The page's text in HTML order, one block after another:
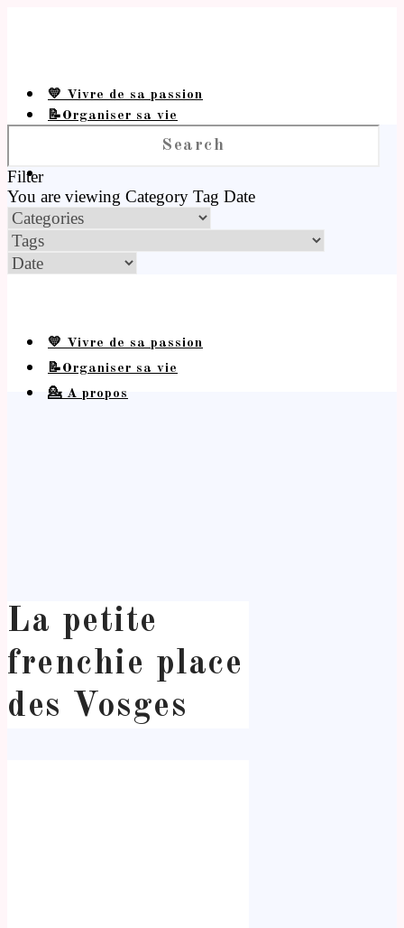
💛 Vivre de sa passion
📝Organiser sa vie
Filter
You are viewing Category Tag Date
💛 Vivre de sa passion
📝Organiser sa vie
💁 A propos
La petite
frenchie place
des Vosges